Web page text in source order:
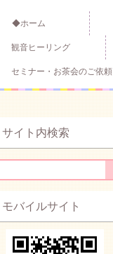
◆ホーム
観音ヒーリング
セミナー・お茶会のご依頼
サイト内検索
モバイルサイト